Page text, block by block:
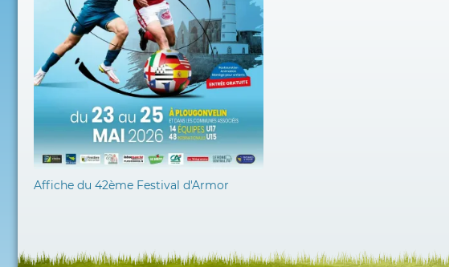
Affiche du 42ème Festival d'Armor